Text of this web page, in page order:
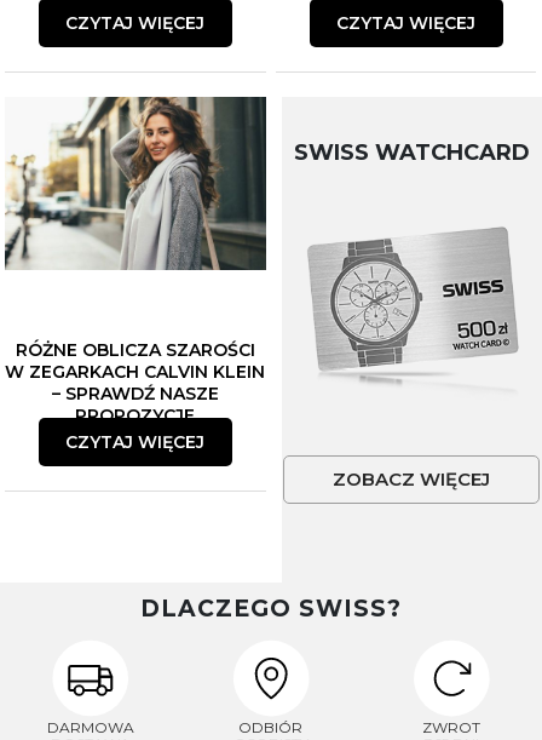
CZYTAJ WIĘCEJ CZYTAJ WIĘCEJ
RÓŻNE OBLICZA SZAROŚCI
W ZEGARKACH CALVIN KLEIN
– SPRAWDŹ NASZE
PROPOZYCJE
CZYTAJ WIĘCEJ
SWISS WATCHCARD
ZOBACZ WIĘCEJ
DLACZEGO SWISS?
DARMOWA
ODBIÓR
ZWROT